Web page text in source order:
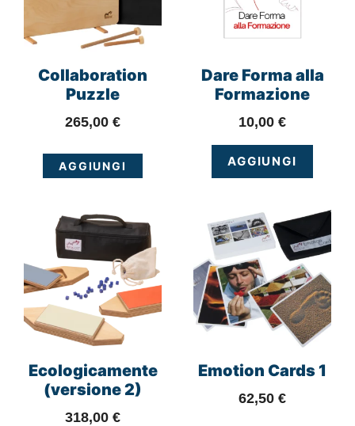
Collaboration
Puzzle
265,00 €
AGGIUNGI
Dare Forma alla
Formazione
10,00 €
AGGIUNGI
Ecologicamente
(versione 2)
318,00 €
Emotion Cards 1
62,50 €